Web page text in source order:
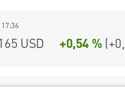
USD +0,54 % (